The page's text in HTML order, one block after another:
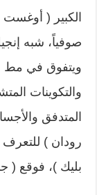
الكبير ( أوغست
صوفياً، شبه
ويتفوق في مط
والتكوينات
المتدفق
رودان ) للتعرف
بليك )، فوقع (